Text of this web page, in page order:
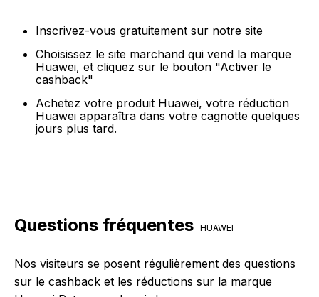
Inscrivez-vous gratuitement sur notre site
Choisissez le site marchand qui vend la marque
Huawei, et cliquez sur le bouton "Activer le
cashback"
Achetez votre produit Huawei, votre réduction
Huawei apparaîtra dans votre cagnotte quelques
jours plus tard.
Questions fréquentes HUAWEI
Nos visiteurs se posent régulièrement des questions
sur le cashback et les réductions sur la marque